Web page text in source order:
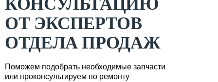
КОНСУЛЬТАЦИЮ
ОТ ЭКСПЕРТОВ
ОТДЕЛА ПРОДАЖ
Поможем подобрать необходимые запчасти
или проконсультируем по ремонту